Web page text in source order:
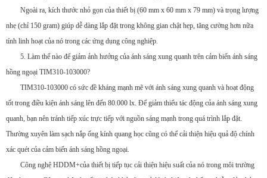
Ngoài ra, kích thước nhỏ gọn của thiết bị (60 mm x 60 mm x 79 mm) và trọng lượng
nhẹ (chỉ 150 gram) giúp dễ dàng lắp đặt trong không gian chật hẹp, tăng cường hơn nữa
tính linh hoạt của nó trong các ứng dụng công nghiệp.
5. Làm thế nào để giảm ảnh hưởng của ánh sáng xung quanh trên cảm biến ánh sáng
hồng ngoại TIM310-103000?
TIM310-103000 có sức đề kháng mạnh mẽ với ánh sáng xung quanh và hoạt động
tốt trong điều kiện ánh sáng lên đến 80.000 lx. Để giảm thiểu tác động của ánh sáng xung
quanh, bạn nên tránh tiếp xúc trực tiếp với nguồn sáng mạnh trong quá trình lắp đặt.
Thường xuyên làm sạch nắp ống kính quang học cũng có thể cải thiện hiệu quả độ chính
xác quét của cảm biến ánh sáng hồng ngoại.
Công nghệ HDDM+của thiết bị tiếp tục cải thiện hiệu suất của nó trong môi trường